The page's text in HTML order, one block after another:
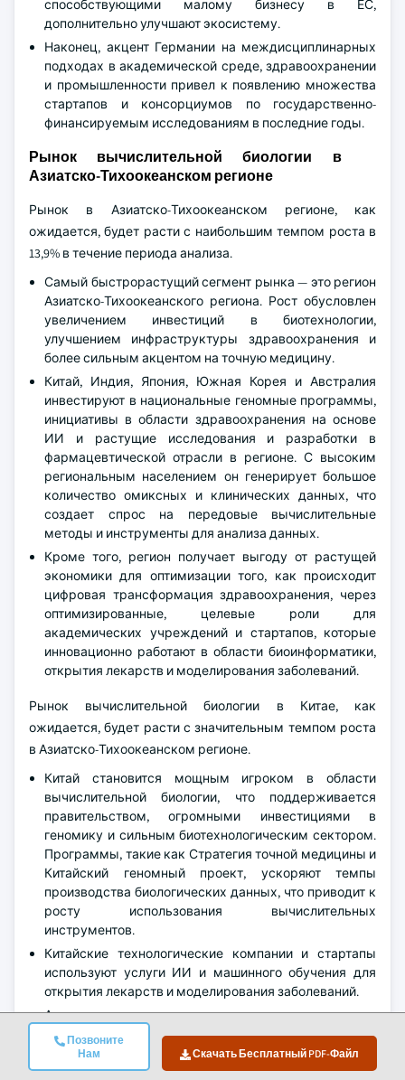
Позвоните
Нам
Скачать Бесплатный PDF-Файл
способствующими малому бизнесу в ЕС,
дополнительно улучшают экосистему.
Наконец, акцент Германии на междисциплинарных
подходах в академической среде, здравоохранении
и промышленности привел к появлению множества
стартапов и консорциумов по государственно-
финансируемым исследованиям в последние годы.
Рынок вычислительной биологии в
Азиатско-Тихоокеанском регионе
Рынок в Азиатско-Тихоокеанском регионе, как
ожидается, будет расти с наибольшим темпом роста в
13,9% в течение периода анализа.
Самый быстрорастущий сегмент рынка — это регион
Азиатско-Тихоокеанского региона. Рост обусловлен
увеличением инвестиций в биотехнологии,
улучшением инфраструктуры здравоохранения и
более сильным акцентом на точную медицину.
Китай, Индия, Япония, Южная Корея и Австралия
инвестируют в национальные геномные программы,
инициативы в области здравоохранения на основе
ИИ и растущие исследования и разработки в
фармацевтической отрасли в регионе. С высоким
региональным населением он генерирует большое
количество омиксных и клинических данных, что
создает спрос на передовые вычислительные
методы и инструменты для анализа данных.
Кроме того, регион получает выгоду от растущей
экономики для оптимизации того, как происходит
цифровая трансформация здравоохранения, через
оптимизированные, целевые роли для
академических учреждений и стартапов, которые
инновационно работают в области биоинформатики,
открытия лекарств и моделирования заболеваний.
Рынок вычислительной биологии в Китае, как
ожидается, будет расти с значительным темпом роста
в Азиатско-Тихоокеанском регионе.
Китай становится мощным игроком в области
вычислительной биологии, что поддерживается
правительством, огромными инвестициями в
геномику и сильным биотехнологическим сектором.
Программы, такие как Стратегия точной медицины и
Китайский геномный проект, ускоряют темпы
производства биологических данных, что приводит к
росту использования вычислительных
инструментов.
Китайские технологические компании и стартапы
используют услуги ИИ и машинного обучения для
открытия лекарств и моделирования заболеваний.
Академические учреждения и научные парки
заключают партнерские соглашения с
фармацевтическими компаниями для создания
собственных биоинформатических платформ.